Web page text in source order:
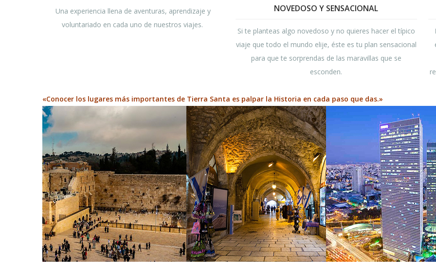
Una experiencia llena de aventuras, aprendizaje y
voluntariado en cada uno de nuestros viajes.
NOVEDOSO Y SENSACIONAL
Si te planteas algo novedoso y no quieres hacer el típico
viaje que todo el mundo elije, éste es tu plan sensacional
para que te sorprendas de las maravillas que se
esconden.
«Conocer los lugares más importantes de Tierra Santa es palpar la Historia en cada paso que das.»